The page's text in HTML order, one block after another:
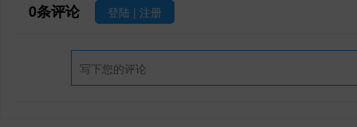
0条评论 登陆 | 注册